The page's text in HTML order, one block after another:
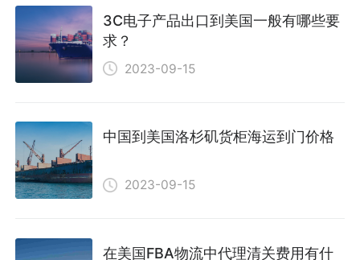
3C电子产品出口到美国一般有哪些要
求？
2023-09-15
中国到美国洛杉矶货柜海运到门价格
2023-09-15
在美国FBA物流中代理清关费用有什